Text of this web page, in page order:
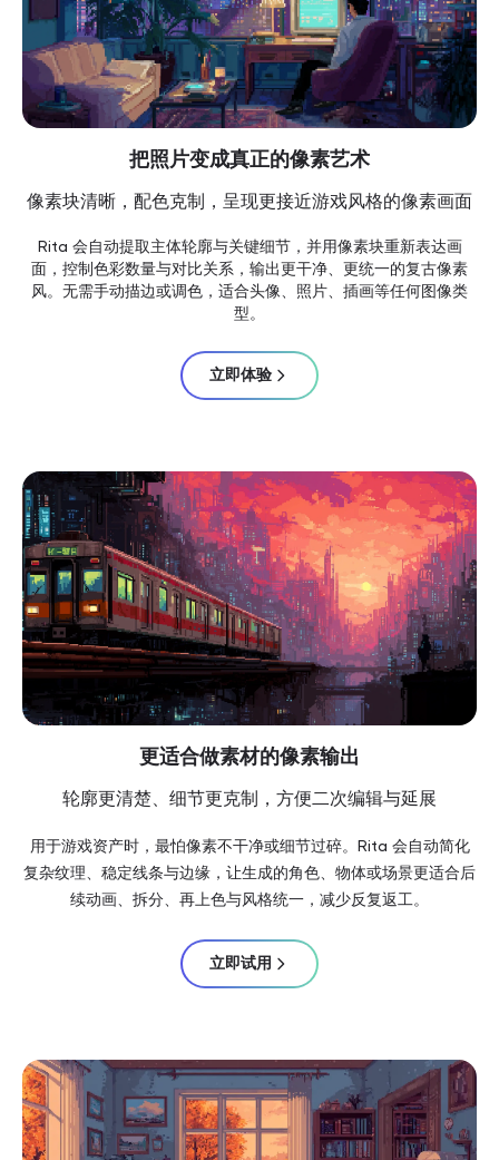
把照片变成真正的像素艺术
像素块清晰，配色克制，呈现更接近游戏风格的像素画面
Rita 会自动提取主体轮廓与关键细节，并用像素块重新表达画
面，控制色彩数量与对比关系，输出更干净、更统一的复古像素
风。无需手动描边或调色，适合头像、照片、插画等任何图像类
型。
立即体验
更适合做素材的像素输出
轮廓更清楚、细节更克制，方便二次编辑与延展
用于游戏资产时，最怕像素不干净或细节过碎。Rita 会自动简化
复杂纹理、稳定线条与边缘，让生成的角色、物体或场景更适合后
续动画、拆分、再上色与风格统一，减少反复返工。
立即试用